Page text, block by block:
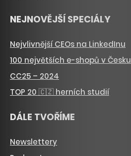
NEJNOVĚJŠÍ SPECIÁLY
Nejvlivnější CEOs na LinkedInu
100 největších e-shopů v Česku
CC25 – 2024
TOP 20 🇨🇿 herních studií
DÁLE TVOŘÍME
Newslettery